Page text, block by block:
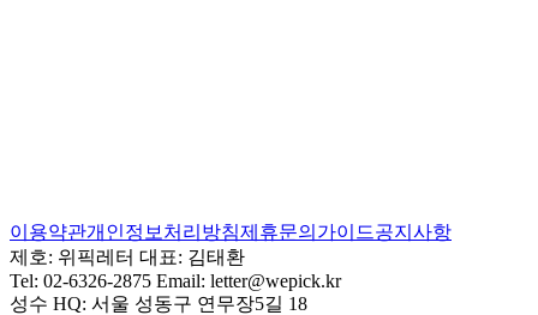
이용약관개인정보처리방침제휴문의 가이드공지사항
제호: 위픽레터 대표: 김태환
Tel: 02-6326-2875 Email: letter@wepick.kr
성수 HQ: 서울 성동구 연무장5길 18